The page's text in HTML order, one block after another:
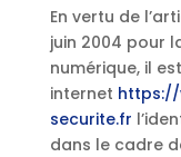
En vertu de
juin 2004 pour
numérique, il
internet
securite.fr
dans le cadre